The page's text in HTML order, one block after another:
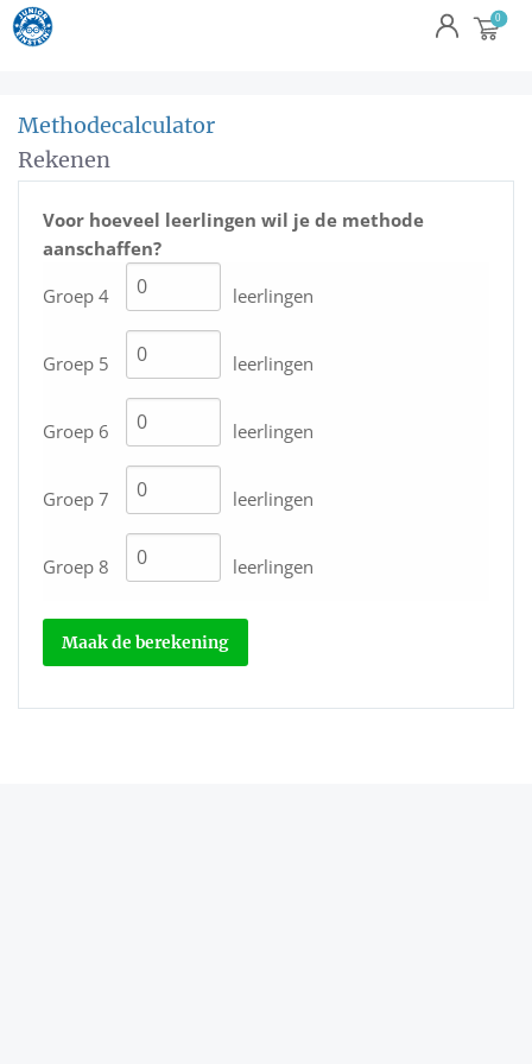
Methodecalculator
Rekenen
Voor hoeveel leerlingen wil je de methode
aanschaffen?
Groep 4
leerlingen
Groep 5 leerlingen
Groep 6 leerlingen
Groep 7 leerlingen
Groep 8 leerlingen